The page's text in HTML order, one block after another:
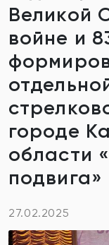
Великой
войне и
городе
области
подвига»
27.02.2025